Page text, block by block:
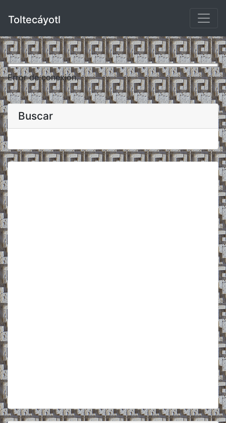
Toltecáyotl
Error de conexión.
Buscar